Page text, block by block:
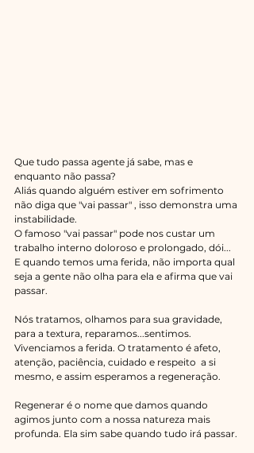
Que tudo passa agente já sabe, mas e
enquanto não passa?
Aliás quando alguém estiver em sofrimento
não diga que "vai passar" , isso demonstra uma
instabilidade.
O famoso "vai passar" pode nos custar um
trabalho interno doloroso e prolongado, dói...
E quando temos uma ferida, não importa qual
seja a gente não olha para ela e afirma que vai
passar.
Nós tratamos, olhamos para sua gravidade,
para a textura, reparamos...sentimos.
Vivenciamos a ferida. O tratamento é afeto,
atenção, paciência, cuidado e respeito  a si
mesmo, e assim esperamos a regeneração.
Regenerar é o nome que damos quando
agimos junto com a nossa natureza mais
profunda. Ela sim sabe quando tudo irá passar.